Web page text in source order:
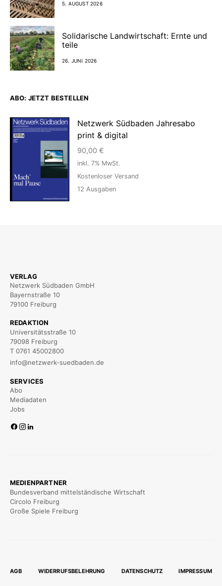
5. AUGUST 2026
Solidarische Landwirtschaft: Ernte und
teile
26. JUNI 2026
ABO: JETZT BESTELLEN
Netzwerk Südbaden Jahresabo
print & digital
90,00 €
inkl. 7% MwSt.
Kostenloser Versand
12 Ausgaben
VERLAG
Netzwerk Südbaden GmbH
Bayernstraße 10
79100 Freiburg
REDAKTION
Universitätsstraße 10
79098 Freiburg
T 0761 45002800
info@netzwerk-suedbaden.de
SERVICES
Abo
Mediadaten
Jobs
MEDIENPARTNER
Bundesverband mittelständische Wirtschaft
Circolo Freiburg
Große Spiele Freiburg
AGB WIDERRUFSBELEHRUNG DATENSCHUTZ IMPRESSUM